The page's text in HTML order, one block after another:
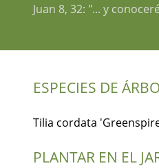
Juan 8, 32: "... y
ESPECIES DE
Tilia cordata
PLANTAR EN EL